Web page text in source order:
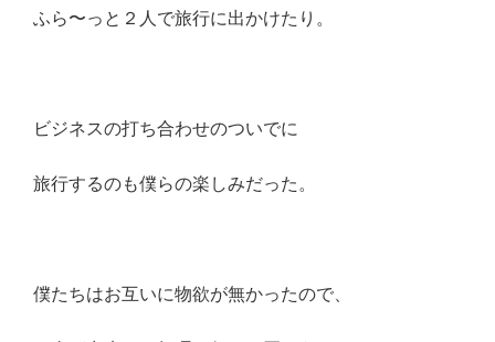
ふら〜っと２人で旅行に出かけたり。
ビジネスの打ち合わせのついでに
旅行するのも僕らの楽しみだった。
僕たちはお互いに物欲が無かったので、